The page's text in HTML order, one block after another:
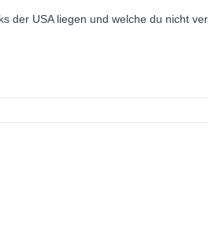
der USA liegen und welche du nicht